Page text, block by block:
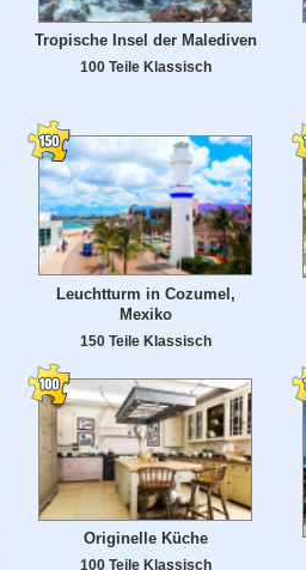
Tropische Insel der Malediven
100 Teile Klassisch
Leuchtturm in Cozumel,
Mexiko
150 Teile Klassisch
Originelle Küche
100 Teile Klassisch